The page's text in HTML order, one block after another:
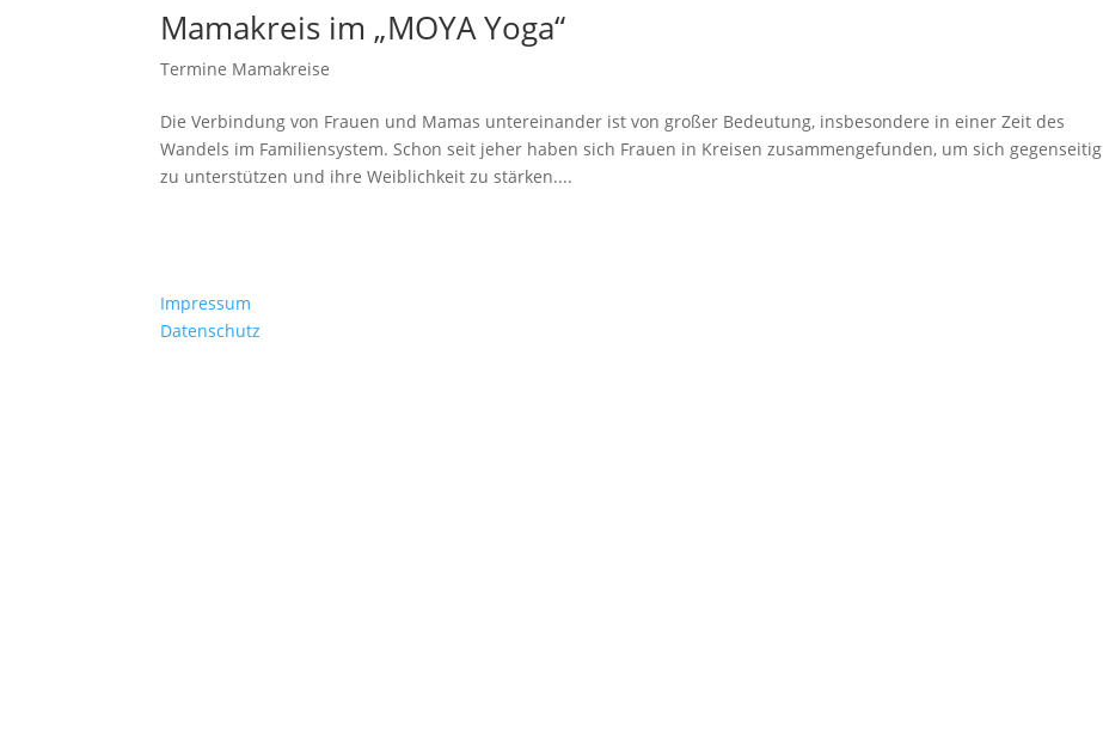
Mamakreis im „MOYA Yoga“
Termine Mamakreise
Die Verbindung von Frauen und Mamas untereinander ist von großer Bedeutung, insbesondere in einer Zeit des
Wandels im Familiensystem. Schon seit jeher haben sich Frauen in Kreisen zusammengefunden, um sich gegenseitig
zu unterstützen und ihre Weiblichkeit zu stärken....
Impressum
Datenschutz